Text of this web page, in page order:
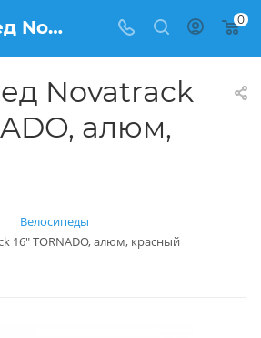
Велосипед Novatrack 16" TORNADO, алюм, красный купить: цена 13 100 рублей в Балашихе | Интернет магазин Вело150 0
Novatrack
алюм,
Велосипеды
16" TORNADO, алюм, красный